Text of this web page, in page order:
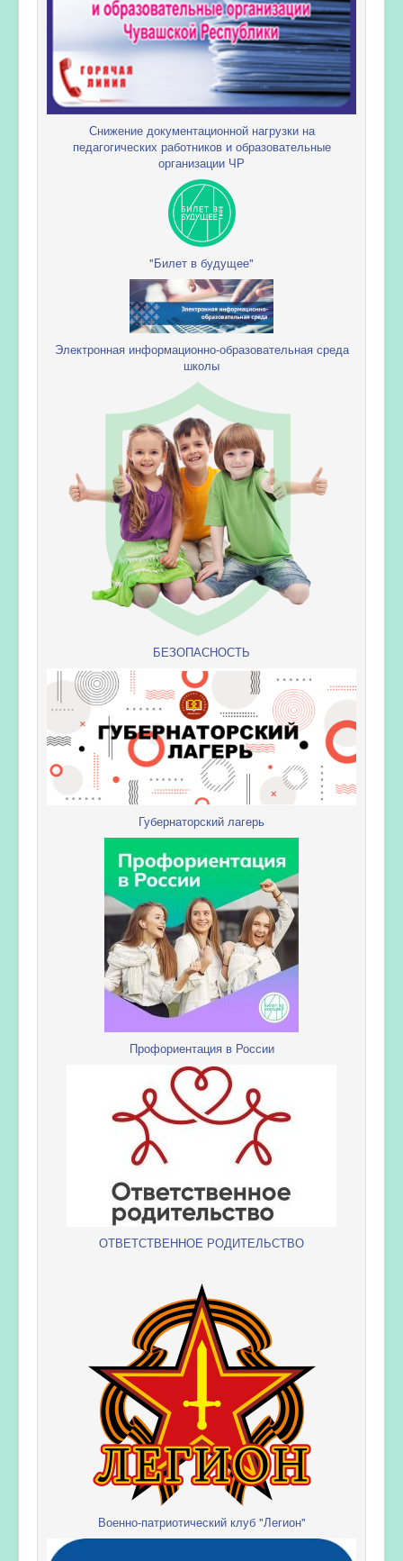
Снижение документационной нагрузки на
педагогических работников и образовательные
организации ЧР
"Билет в будущее"
Электронная информационно-образовательная среда
школы
БЕЗОПАСНОСТЬ
Губернаторский лагерь
Профориентация в России
ОТВЕТСТВЕННОЕ РОДИТЕЛЬСТВО
Военно-патриотический клуб "Легион"